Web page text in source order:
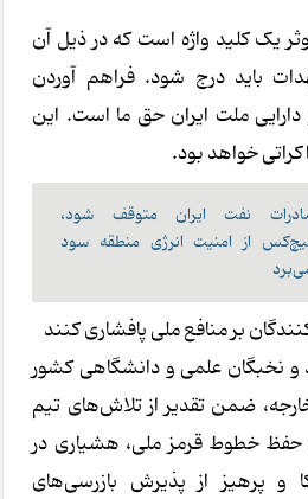
یک کلید واژه است که در ذیل آن
باید درج شود. فراهم آوردن
ملت ایران حق ما است. این
خواهد بود.
نفت ایران متوقف شود،
از امنیت انرژی منطقه سود
بر منافع ملی پافشاری کنند
اساتید و نخبگان علمی و دانشگاهی کشور
ضمن تقدیر از تلاش‌های تیم
حفظ خطوط قرمز ملی، هشیاری در
و پرهیز از پذیرش بازرسی‌های